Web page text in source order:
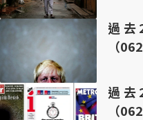
過去
（
過去
（